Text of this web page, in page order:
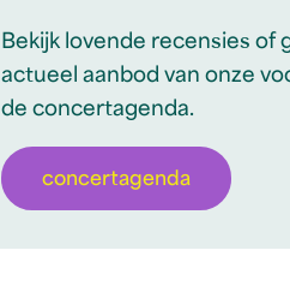
Bekijk lovende recensies of
actueel aanbod van onze
de concertagenda.
concertagenda